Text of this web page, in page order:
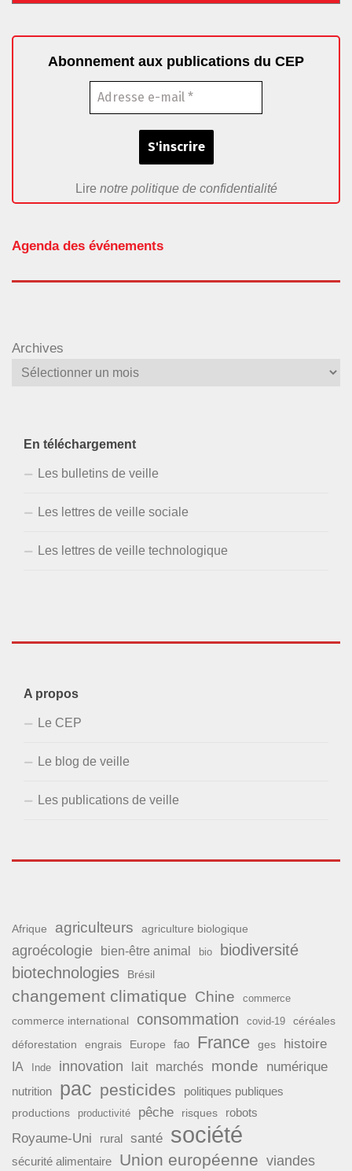
Abonnement aux publications du CEP
Lire notre politique de confidentialité
Agenda des événements
Archives
En téléchargement
Les bulletins de veille
Les lettres de veille sociale
Les lettres de veille technologique
A propos
Le CEP
Le blog de veille
Les publications de veille
Afrique agriculteurs agriculture biologique
agroécologie bien-être animal bio
biodiversité
biotechnologies
Brésil
changement climatique Chine commerce
commerce international consommation covid-19 céréales
déforestation engrais Europe fao France ges histoire
IA Inde innovation lait marchés monde numérique
nutrition pac pesticides politiques publiques
productions productivité pêche risques robots
Royaume-Uni rural santé société
sécurité alimentaire Union européenne viandes